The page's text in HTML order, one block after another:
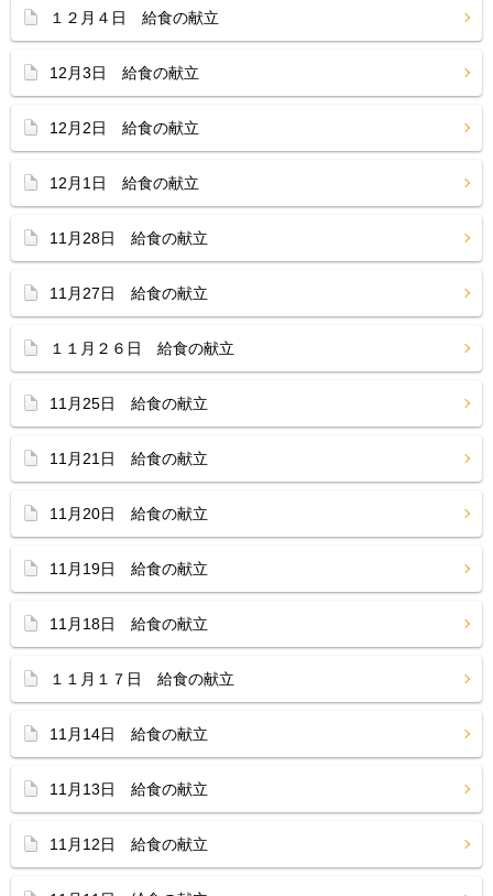
１２月４日 給食の献立
12月3日 給食の献立
12月2日 給食の献立
12月1日 給食の献立
11月28日 給食の献立
11月27日 給食の献立
１１月２６日 給食の献立
11月25日 給食の献立
11月21日 給食の献立
11月20日 給食の献立
11月19日 給食の献立
11月18日 給食の献立
１１月１７日 給食の献立
11月14日 給食の献立
11月13日 給食の献立
11月12日 給食の献立